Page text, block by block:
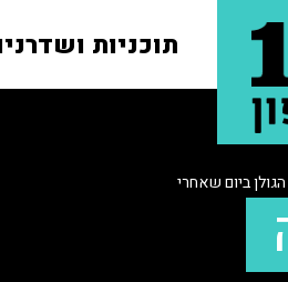
תוכניות
ביום שאחרי